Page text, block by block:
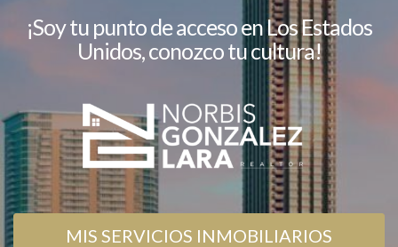
¡Soy tu punto de acceso en Los Estados
Unidos, conozco tu cultura!
MIS SERVICIOS INMOBILIARIOS